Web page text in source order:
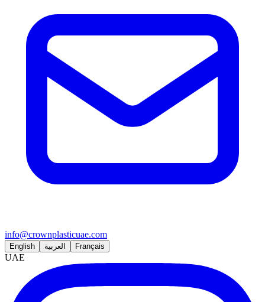
info@crownplasticuae.com
English العربية Français
UAE